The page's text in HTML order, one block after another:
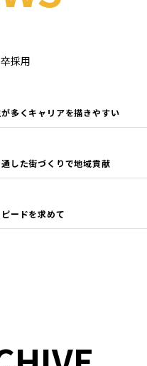
採用
多くキャリアを描きやすい
した街づくりで地域貢献
ードを求めて